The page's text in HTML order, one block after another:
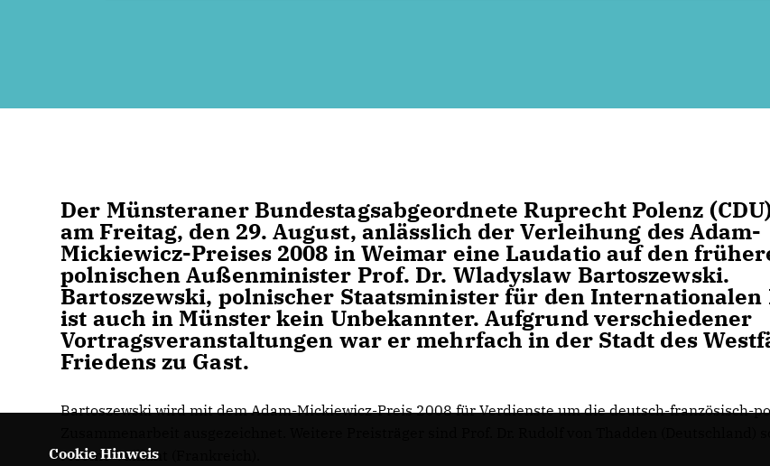
Der Münsteraner Bundestagsabgeordnete Ruprecht Polenz
am Freitag, den 29. August, anlässlich der Verleihung des Adam-
Mickiewicz-Preises 2008 in Weimar eine Laudatio auf den
polnischen Außenminister Prof. Dr. Wladyslaw Bartoszewski.
Bartoszewski, polnischer Staatsminister für den Internationalen
ist auch in Münster kein Unbekannter. Aufgrund verschiedener
Vortragsveranstaltungen war er mehrfach in der Stadt des
Friedens zu Gast.
Bartoszewski wird mit dem Adam-Mickiewicz-Preis 2008 für Verdienste um die deutsch-französisch-
Jerome Vaillant (Frankreich).
Cookie Hinweis